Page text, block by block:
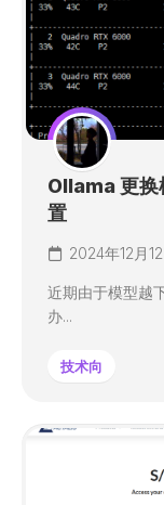
Ollama 更换
置
2024年12月
近期由于模型越
办...
技术向